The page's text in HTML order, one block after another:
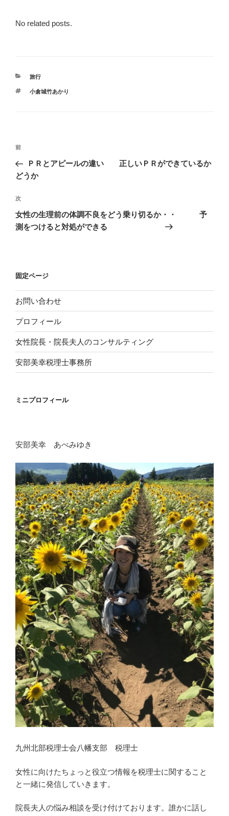
No related posts.
カ
ゴ
旅行
タ
小倉城竹あかり
投
ナ
ゲ
ー
シ
前
の
投
前
ＰＲとアピールの違い 正しいＰＲができているか
どうか
次
の
投
次
女性の生理前の体調不良をどう乗り切るか・・ 予
測をつけると対処ができる
固定ページ
お問い合わせ
プロフィール
女性院長・院長夫人のコンサルティング
安部美幸税理士事務所
ミニプロフィール
安部美幸 あべみゆき
九州北部税理士会八幡支部 税理士
女性に向けたちょっと役立つ情報を税理士に関すること
と一緒に発信していきます。
院長夫人の悩み相談を受け付けております。誰かに話し